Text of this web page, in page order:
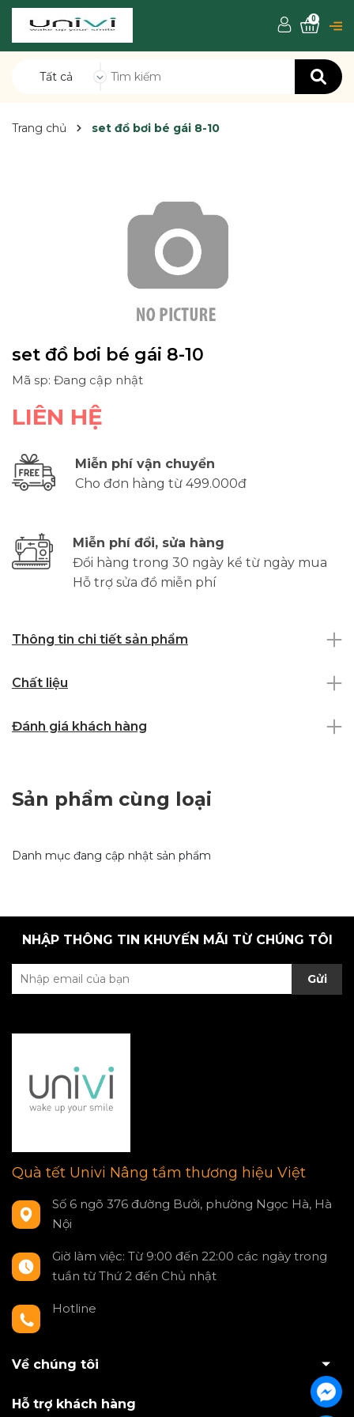
Tất cả
0
Trang chủ set đồ bơi bé gái 8-10
set đồ bơi bé gái 8-10
Mã sp: Đang cập nhật
LIÊN HỆ
Miễn phí vận chuyển
Cho đơn hàng từ 499.000đ
Miễn phí đổi, sửa hàng
Đổi hàng trong 30 ngày kể từ ngày mua
Hỗ trợ sửa đồ miễn phí
Thông tin chi tiết sản phẩm
Chất liệu
Đánh giá khách hàng
Sản phẩm cùng loại
Danh mục đang cập nhật sản phẩm
NHẬP THÔNG TIN KHUYẾN MÃI TỪ CHÚNG TÔI
Gửi
Quà tết Univi Nâng tầm thương hiệu Việt
Số 6 ngõ 376 đường Bưởi, phường Ngọc Hà, Hà
Nội
Giờ làm việc: Từ 9:00 đến 22:00 các ngày trong
tuần từ Thứ 2 đến Chủ nhật
Hotline
Về chúng tôi
Hỗ trợ khách hàng